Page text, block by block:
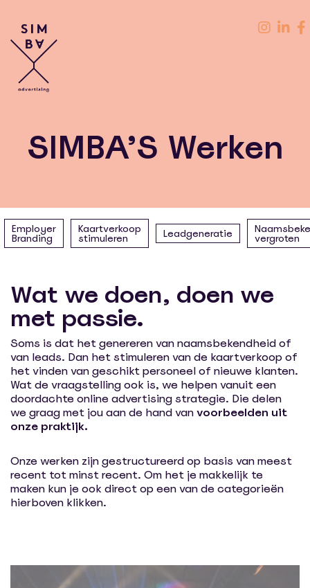
SIMBA’S Werken
Employer
Branding
Kaartverkoop
stimuleren Leadgeneratie vergroten
Wat we doen, doen we
met passie.
Soms is dat het genereren van naamsbekendheid of
van leads. Dan het stimuleren van de kaartverkoop of
het vinden van geschikt personeel of nieuwe klanten.
Wat de vraagstelling ook is, we helpen vanuit een
doordachte online advertising strategie. Die delen
we graag met jou aan de hand vanvoorbeelden uit
onze praktijk.
Onze werken zijn gestructureerd op basis van meest
recent tot minst recent. Om het je makkelijk te
maken kun je ook direct op een van de categorieën
hierboven klikken.